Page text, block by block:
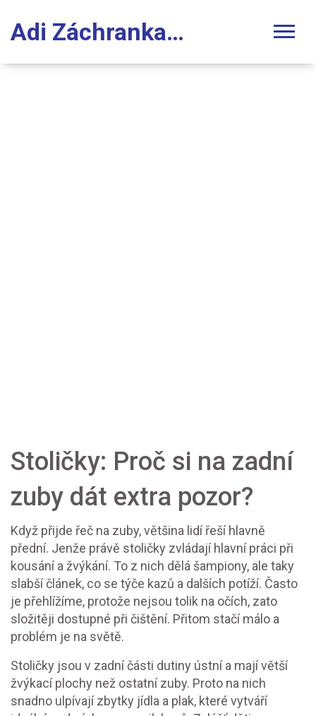
Adi Záchranka Stomatologie
Stoličky: Proč si na zadní
zuby dát extra pozor?
Když přijde řeč na zuby, většina lidí řeší hlavně
přední. Jenže právě stoličky zvládají hlavní práci při
kousání a žvýkání. To z nich dělá šampiony, ale taky
slabší článek, co se týče kazů a dalších potíží. Často
je přehlížíme, protože nejsou tolik na očích, zato
složitěji dostupné při čištění. Přitom stačí málo a
problém je na světě.
Stoličky jsou v zadní části dutiny ústní a mají větší
žvýkací plochy než ostatní zuby. Proto na nich
snadno ulpívají zbytky jídla a plak, které vytváří